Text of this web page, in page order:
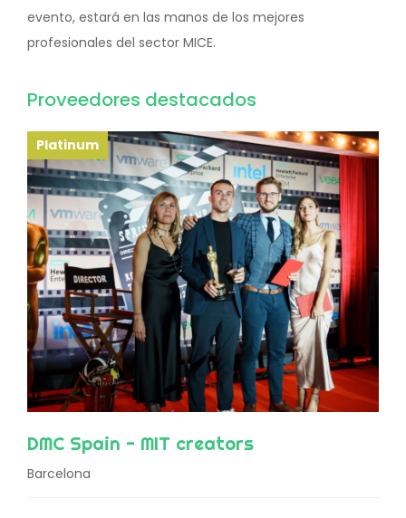
evento, estará en las manos de los mejores
profesionales del sector MICE.
Proveedores destacados
Platinum
DMC Spain - MIT creators
Barcelona